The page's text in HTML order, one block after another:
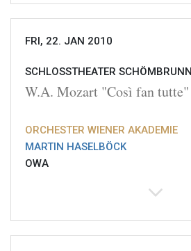
FRI, 22. JAN 2010
SCHLOSSTHEATER
W.A. Mozart "Così fan tutte"
ORCHESTER WIENER AKADEMIE
MARTIN HASELBÖCK
OWA